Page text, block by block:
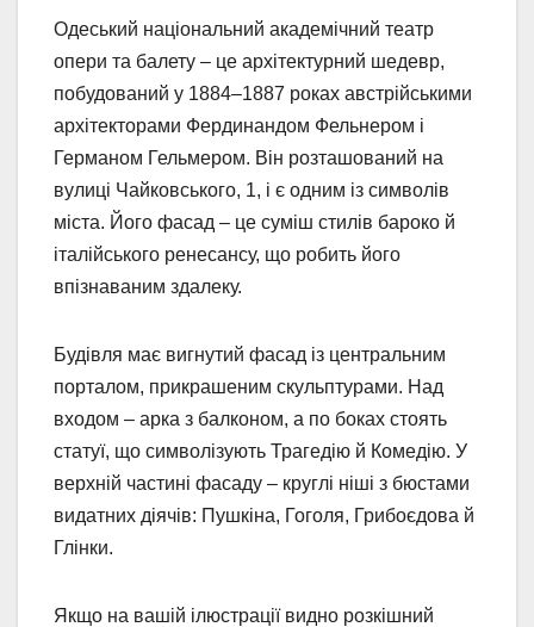
Одеський національний академічний театр
опери та балету – це архітектурний шедевр,
побудований у 1884–1887 роках австрійськими
архітекторами Фердинандом Фельнером і
Германом Гельмером. Він розташований на
вулиці Чайковського, 1, і є одним із символів
міста. Його фасад – це суміш стилів бароко й
італійського ренесансу, що робить його
впізнаваним здалеку.
Будівля має вигнутий фасад із центральним
порталом, прикрашеним скульптурами. Над
входом – арка з балконом, а по боках стоять
статуї, що символізують Трагедію й Комедію. У
верхній частині фасаду – круглі ніші з бюстами
видатних діячів: Пушкіна, Гоголя, Грибоєдова й
Глінки.
Якщо на вашій ілюстрації видно розкішний